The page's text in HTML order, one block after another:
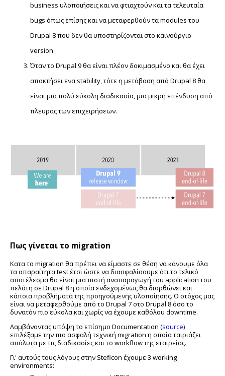
business υλοποιήσεις και να φτιαχτούν και τα τελευταία
bugs όπως επίσης και να μεταφερθούν τα modules του
Drupal 8 που δεν θα υποστηρίζονται στο καινούργιο
version
Όταν το Drupal 9 θα είναι πλέον δοκιμασμένο και θα έχει
αποκτήσει ενα stability, τότε η μετάβαση από Drupal 8 θα
είναι μια πολύ εύκολη διαδικασία, μια μικρή επένδυση από
πλευράς των επιχειρήσεων.
Πως γίνεται το migration
Κατα το migration θα πρέπει να είμαστε σε θέση να κάνουμε όλα
τα απαραίτητα test έτσι ώστε να διασφαλίσουμε ότι το τελικό
αποτέλεσμα θα είναι μια πιστή αναπαραγωγή του application του
πελάτη σε Drupal 8 η οποία ενδεχομένως θα διορθώνει και
κάποια προβλήματα της προηγούμενης υλοποίησης. Ο στόχος μας
είναι να μεταφερθούμε από το Drupal 7 στο Drupal 8 όσο το
δυνατόν πιο εύκολα και χωρίς να έχουμε καθόλου downtime.
Λαμβάνοντας υπόψη το επίσημο Documentation (source)
επιλέξαμε την πιο ασφαλή τεχνική migration η οποία ταιριάζει
απόλυτα με τις διαδικασίες και το workflow της εταιρείας.
Γι' αυτούς τους λόγους στην Steficon έχουμε 3 working
environments: